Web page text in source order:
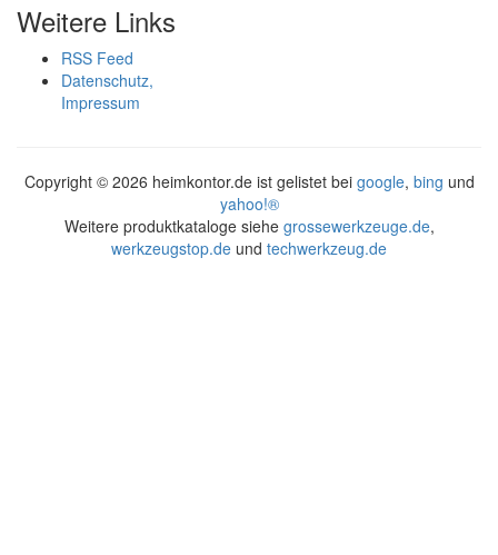
Weitere Links
RSS Feed
Datenschutz,
Impressum
Copyright © 2026 heimkontor.de ist gelistet bei google, bing und
yahoo!®
Weitere produktkataloge siehe grossewerkzeuge.de,
werkzeugstop.de und techwerkzeug.de